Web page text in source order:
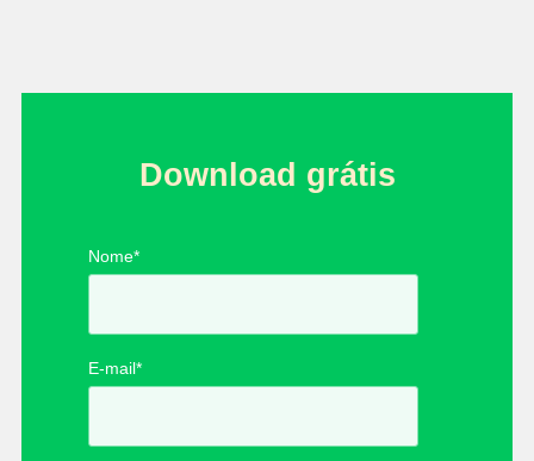
Download grátis
Nome*
E-mail*